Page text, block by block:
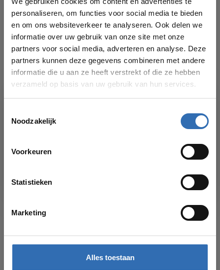
personaliseren, om functies voor social media te bieden
en om ons websiteverkeer te analyseren. Ook delen we
informatie over uw gebruik van onze site met onze
partners voor social media, adverteren en analyse. Deze
partners kunnen deze gegevens combineren met andere
informatie die u aan ze heeft verstrekt of die ze hebben
verzameld op basis van uw gebruik van hun services.
Noodzakelijk
Voorkeuren
Statistieken
Marketing
Alles toestaan
Réduze wandhouder zwart €17,00
Clou Sjokker zeepdispenser
wand
€135,00
Heb je een vraag over dit product?
Of hulp nodig bij je bestelling? Bekijk dan ook
eens onze
voor onze
verschillende contactmogelijkheden. We helpen
Recent bekeken
kun je weer bestellingen plaatsen in onze